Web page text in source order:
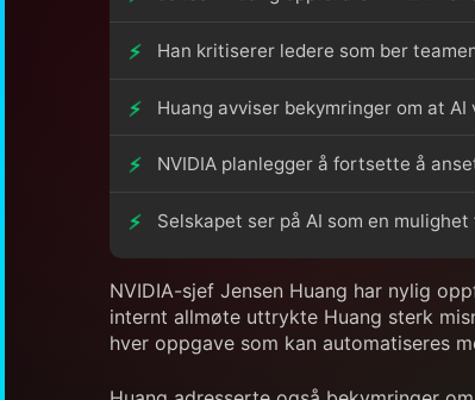
Han kritiserer ledere som ber
Huang avviser bekymringer om at
NVIDIA planlegger å fortsette å
Selskapet ser på AI som en
NVIDIA-sjef Jensen Huang har nylig
internt allmøte uttrykte Huang sterk
hver oppgave som kan automatiseres